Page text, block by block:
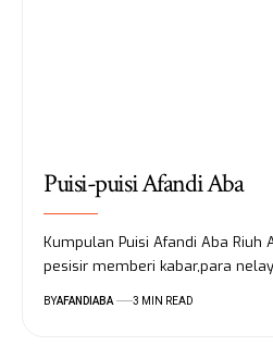
Puisi-puisi Afandi Aba
Kumpulan Puisi Afandi Aba Riuh
pesisir memberi kabar,para
BYAFANDIABA 3 MIN READ